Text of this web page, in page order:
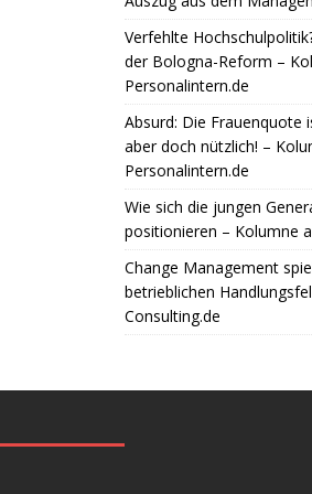
Verfehlte
der Bologna-Reform –
Personalintern.de
Absurd: Die Frauenquote
aber doch nützlich! –
Personalintern.de
Wie sich die jungen
positionieren – Kolumne
Change Management
betrieblichen
Consulting.de